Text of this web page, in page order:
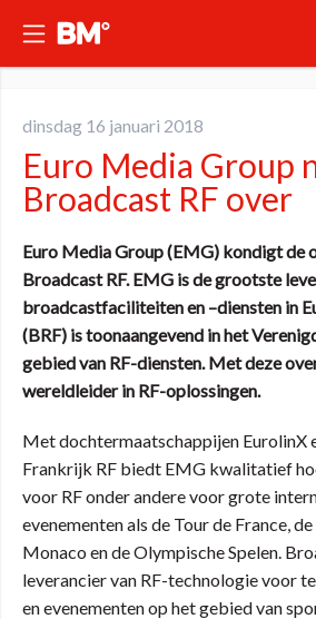
dinsdag 16 januari 2018
Euro Media Group
Broadcast RF over
Euro Media Group (EMG) kondigt de
Broadcast RF. EMG is de grootste
broadcastfaciliteiten en –diensten in
(BRF) is toonaangevend in het
gebied van RF-diensten. Met deze
wereldleider in RF-oplossingen.
Met dochtermaatschappijen EurolinX
Frankrijk RF biedt EMG kwalitatief
voor RF onder andere voor grote
evenementen als de Tour de France,
Monaco en de Olympische Spelen.
leverancier van RF-technologie voor
en evenementen op het gebied van